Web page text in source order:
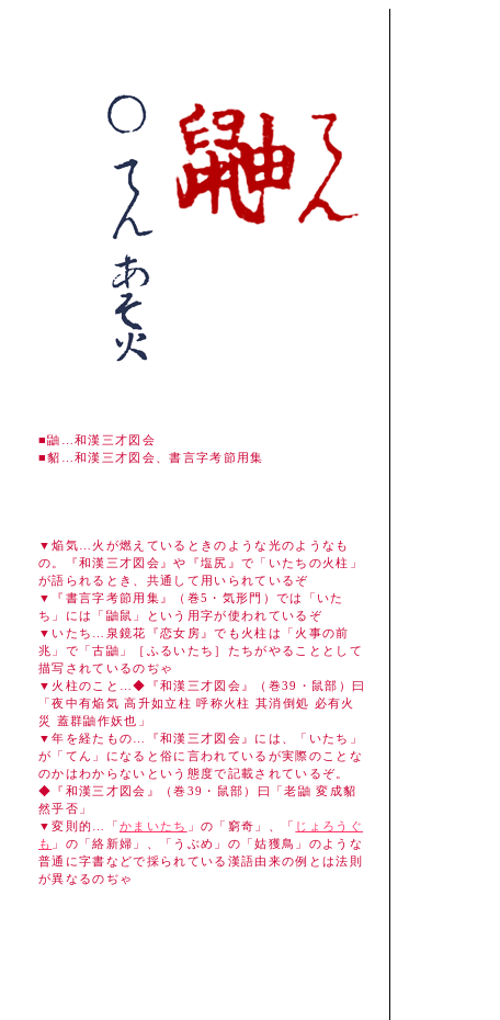
■鼬…和漢三才図会
■貂…和漢三才図会、書言字考節用集
▼焔気…火が燃えているときのような光のようなも
の。『和漢三才図会』や『塩尻』で「いたちの火柱」
が語られるとき、共通して用いられているぞ
▼『書言字考節用集』（巻5・気形門）では「いた
ち」には「鼬鼠」という用字が使われているぞ
▼いたち…泉鏡花『恋女房』でも火柱は「火事の前
兆」で「古鼬」［ふるいたち］たちがやることとして
描写されているのぢゃ
▼火柱のこと…◆『和漢三才図会』（巻39・鼠部）曰
「夜中有焔気 高升如立柱 呼称火柱 其消倒処 必有火
災 蓋群鼬作妖也」
▼年を経たもの…『和漢三才図会』には、「いたち」
が「てん」になると俗に言われているが実際のことな
のかはわからないという態度で記載されているぞ。
◆『和漢三才図会』（巻39・鼠部）曰「老鼬 変成貂
然乎否」
▼変則的…「 かまいたち 」の「窮奇」、「 じょろうぐ
も 」の「絡新婦」、「うぶめ」の「姑獲鳥」のような
普通に字書などで採られている漢語由来の例とは法則
が異なるのぢゃ